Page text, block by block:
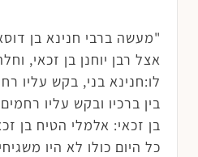
"מעשה ברבי חנינא בן
אצל רבן יוחנן בן זכאי,
לו:חנינא בני, בקש עליו
בין ברכיו ובקש עליו
בן זכאי: אלמלי הטיח בן
כל היום כולו לא היו